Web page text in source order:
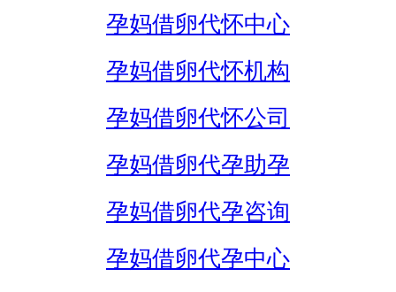
孕妈借卵代怀中心
孕妈借卵代怀机构
孕妈借卵代怀公司
孕妈借卵代孕助孕
孕妈借卵代孕咨询
孕妈借卵代孕中心